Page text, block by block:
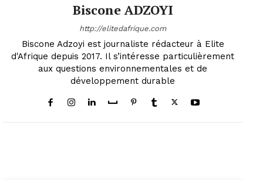
Biscone ADZOYI
http://elitedafrique.com
Biscone Adzoyi est journaliste rédacteur à Elite
d'Afrique depuis 2017. Il s’intéresse particulièrement
aux questions environnementales et de
développement durable